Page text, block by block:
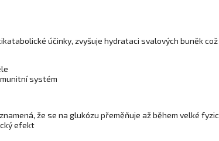
účinky, zvyšuje hydrataci svalových buněk
systém
že se na glukózu přeměňuje až během velké
efekt